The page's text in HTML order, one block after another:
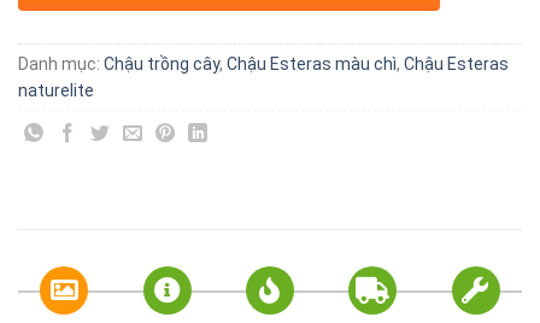
Danh mục: Chậu trồng cây, Chậu Esteras màu chì, Chậu Esteras
naturelite